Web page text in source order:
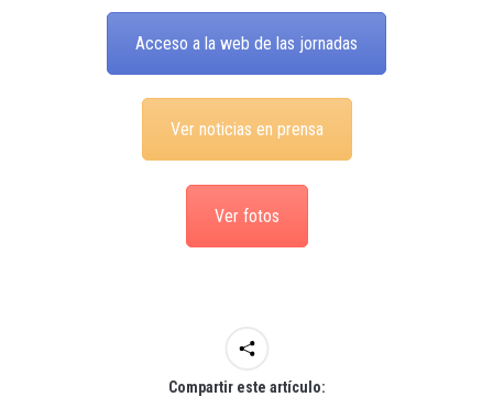
Acceso a la web de las jornadas
Ver noticias en prensa
Ver fotos
Compartir este artículo: